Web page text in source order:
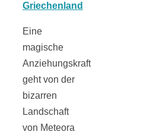
Eine
magische
Anziehungskraft
geht von der
bizarren
Landschaft
von Meteora